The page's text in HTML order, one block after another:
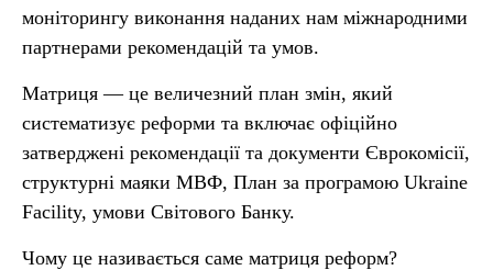
моніторингу виконання наданих нам міжнародними
партнерами рекомендацій та умов.
Матриця — це величезний план змін, який
систематизує реформи та включає офіційно
затверджені рекомендації та документи Єврокомісії,
структурні маяки МВФ, План за програмою Ukraine
Facility, умови Світового Банку.
Чому це називається саме матриця реформ?